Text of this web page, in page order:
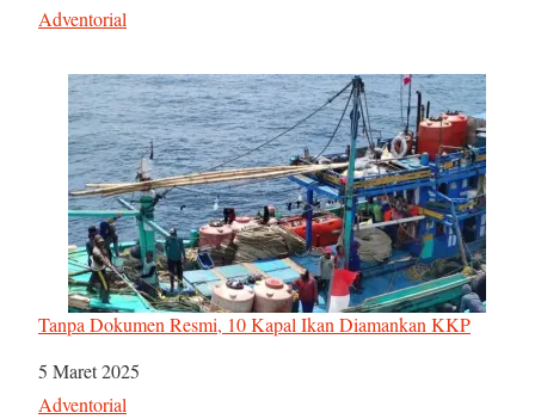
Sehubungan dengan
Adventorial
Tanpa Dokumen Resmi, 10 Kapal Ikan Diamankan KKP
Tanggal
5 Maret 2025
Sehubungan dengan
Adventorial